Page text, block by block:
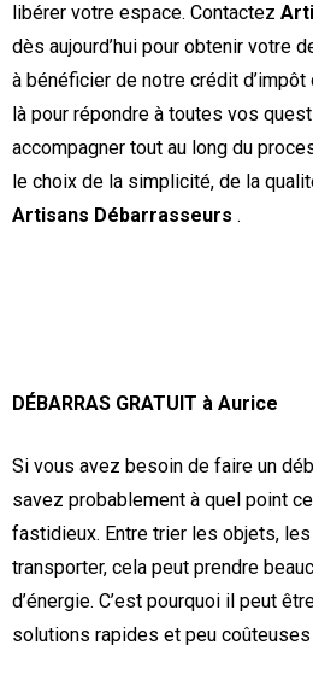
libérer votre espace. Contactez
dès aujourd’hui pour obtenir votre
à bénéficier de notre crédit
là pour répondre à toutes vos
accompagner tout au long du
le choix de la simplicité, de la
Artisans Débarrasseurs .
DÉBARRAS GRATUIT à Aurice
Si vous avez besoin de faire un
savez probablement à quel point
fastidieux. Entre trier les objets,
transporter, cela peut prendre
d’énergie. C’est pourquoi il peut
solutions rapides et peu coûteuses